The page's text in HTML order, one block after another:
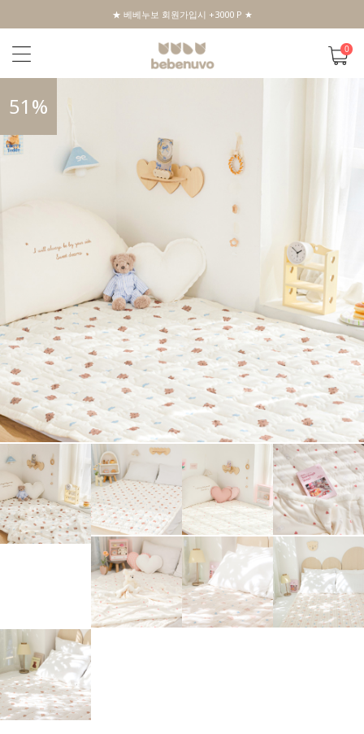
★ 베베누보 회원가입시 +3000 P ★
0
51 %